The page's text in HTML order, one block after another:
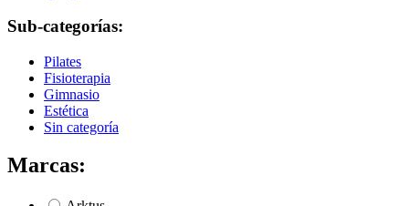
Sub-categorías:
Pilates
Fisioterapia
Gimnasio
Estética
Sin categoría
Marcas: